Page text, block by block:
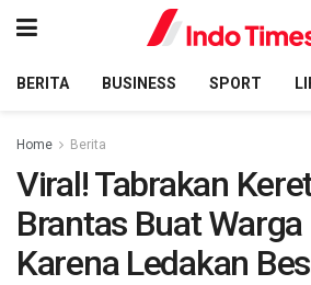
BERITA BUSINESS SPORT
Home Berita
Viral! Tabrakan
Brantas Buat
Karena Ledakan